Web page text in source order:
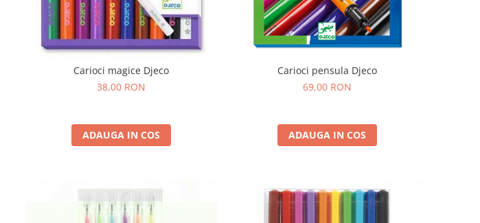
Carioci magice Djeco
38,00 RON
ADAUGA IN COS
Carioci pensula Djeco
69,00 RON
ADAUGA IN COS